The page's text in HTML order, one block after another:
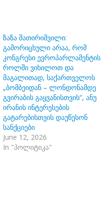
ზაზა შათირიშვილი:
გამორიცხული არაა, რომ
კონგრესი ევროპარლამენტის
როლში ვიხილოთ და
მაგალითად, საქართველოს
„ბომბეიდან – ლონდონამდე
გვირაბის გაყვანისთვის“, ანუ
ირანის ინტერესების
გატარებისთვის დაუწესონ
სანქციები
June 12, 2026
In "პოლიტიკა"